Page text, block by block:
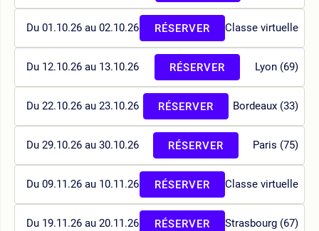
Du 01.10.26 au 02.10.26 Classe virtuelle
RÉSERVER
Du 12.10.26 au 13.10.26 Lyon (69)
RÉSERVER
Du 22.10.26 au 23.10.26 Bordeaux (33)
RÉSERVER
Du 29.10.26 au 30.10.26 Paris (75)
RÉSERVER
Du 09.11.26 au 10.11.26 Classe virtuelle
RÉSERVER
Du 19.11.26 au 20.11.26 Strasbourg (67)
RÉSERVER